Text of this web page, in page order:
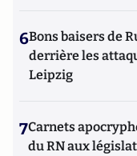
6Bons baisers de
derrière les
Leipzig
7Carnets
du RN aux